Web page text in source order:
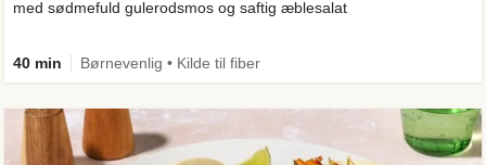
med sødmefuld gulerodsmos og saftig æblesalat
40 min Børnevenlig • Kilde til fiber